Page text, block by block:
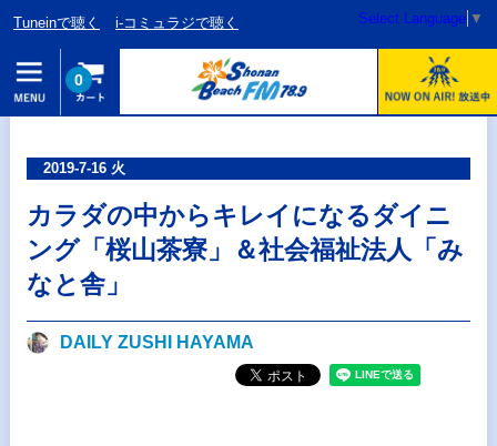
Tuneinで聴く i-コミュラジで聴く Select Language ▼
0
2019-7-16 火
カラダの中からキレイになるダイニ
ング「桜山茶寮」＆社会福祉法人「み
なと舎」
DAILY ZUSHI HAYAMA